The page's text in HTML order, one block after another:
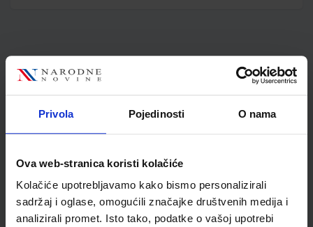
Privola Pojedinosti O nama
Ova web-stranica koristi kolačiće
Kolačiće upotrebljavamo kako bismo personalizirali
sadržaj i oglase, omogućili značajke društvenih medija i
analizirali promet. Isto tako, podatke o vašoj upotrebi
Kupci najčešće biraju..
udžbenike; dimenzije
424x277; tip 159